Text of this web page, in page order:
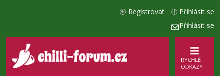
Přihlásit se
Přihlásit se
Registrovat
RYCHLÉ
ODKAZY